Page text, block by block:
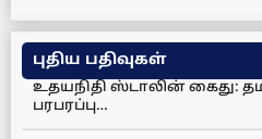
புதிய பதிவுகள்
உதயநிதி ஸ்டாலின் கைது:
பரபரப்பு…